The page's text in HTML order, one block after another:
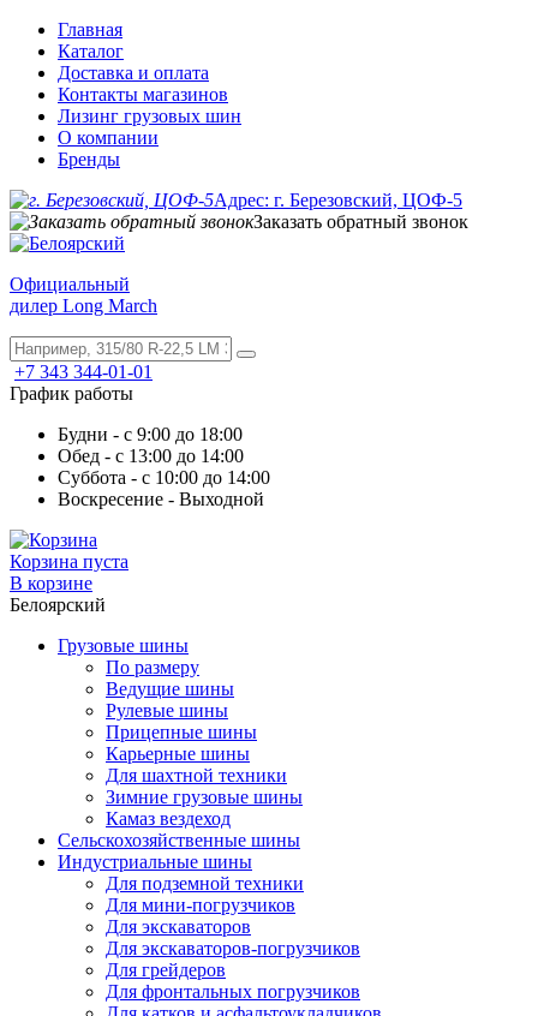
Главная
Каталог
Доставка и оплата
Контакты магазинов
Лизинг грузовых шин
О компании
Бренды
Адрес: г. Березовский, ЦОФ-5
Заказать обратный звонок
Официальный
дилер Long March
+7 343 344-01-01
График работы
Будни - с 9:00 до 18:00
Обед - с 13:00 до 14:00
Суббота - с 10:00 до 14:00
Воскресение - Выходной
Корзина пуста
В корзине
Белоярский
Грузовые шины
По размеру
Ведущие шины
Рулевые шины
Прицепные шины
Карьерные шины
Для шахтной техники
Зимние грузовые шины
Камаз вездеход
Сельскохозяйственные шины
Индустриальные шины
Для подземной техники
Для мини-погрузчиков
Для экскаваторов
Для экскаваторов-погрузчиков
Для грейдеров
Для фронтальных погрузчиков